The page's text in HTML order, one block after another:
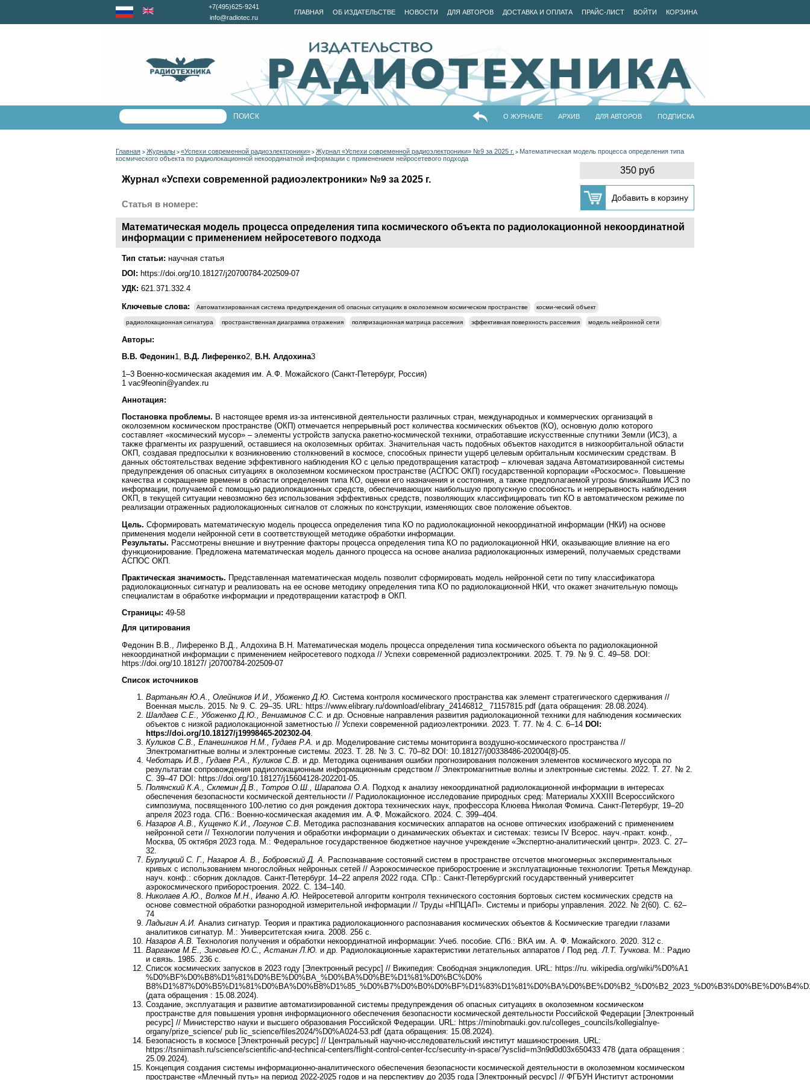
ГЛАВНАЯ ОБ ИЗДАТЕЛЬСТВЕ НОВОСТИ ДЛЯ АВТОРОВ ДОСТАВКА И ОПЛАТА ПРАЙС-ЛИСТ ВОЙТИ КОРЗИНА
+7(495)625-9241
info@radiotec.ru
О ЖУРНАЛЕ АРХИВ ДЛЯ АВТОРОВ ПОДПИСКА
Главная > Журналы > «Успехи современной радиоэлектроники» > Журнал «Успехи современной радиоэлектроники» №9 за 2025 г. > Математическая модель процесса определения типа
космического объекта по радиолокационной некоординатной информации с применением нейросетевого подхода
350 руб
Журнал «Успехи современной радиоэлектроники» №9 за 2025 г.
Статья в номере:
Математическая модель процесса определения типа космического объекта по радиолокационной некоординатной
информации с применением нейросетевого подхода
Тип статьи: научная статья
DOI: https://doi.org/10.18127/j20700784-202509-07
УДК: 621.371.332.4
Ключевые слова:
Автоматизированная система предупреждения об опасных ситуациях в околоземном космическом пространстве косми-ческий объект
радиолокационная сигнатура пространственная диаграмма отражения поляризационная матрица рассеяния эффективная поверхность рассеяния модель нейронной сети
Авторы:
В.В. Федонин1, В.Д. Лиференко2, В.Н. Алдохина3
1–3 Военно-космическая академия им. А.Ф. Можайского (Санкт-Петербург, Россия)
1 vac9feonin@yandex.ru
Аннотация:
Постановка проблемы. В настоящее время из-за интенсивной деятельности различных стран, международных и коммерческих организаций в
околоземном космическом пространстве (ОКП) отмечается непрерывный рост количества космических объектов (КО), основную долю которого
составляет «космический мусор» – элементы устройств запуска ракетно-космической техники, отработавшие искусственные спутники Земли (ИСЗ), а
также фрагменты их разрушений, оставшиеся на околоземных орбитах. Значительная часть подобных объектов находится в низкоорбитальной области
ОКП, создавая предпосылки к возникновению столкновений в космосе, способных принести ущерб целевым орбитальным космическим средствам. В
данных обстоятельствах ведение эффективного наблюдения КО с целью предотвращения катастроф – ключевая задача Автоматизированной системы
предупреждения об опасных ситуациях в околоземном космическом пространстве (АСПОС ОКП) государственной корпорации «Роскосмос». Повышение
качества и сокращение времени в области определения типа КО, оценки его назначения и состояния, а также предполагаемой угрозы ближайшим ИСЗ по
информации, получаемой с помощью радиолокационных средств, обеспечивающих наибольшую пропускную способность и непрерывность наблюдения
ОКП, в текущей ситуации невозможно без использования эффективных средств, позволяющих классифицировать тип КО в автоматическом режиме по
реализации отраженных радиолокационных сигналов от сложных по конструкции, изменяющих свое положение объектов.
Цель. Сформировать математическую модель процесса определения типа КО по радиолокационной некоординатной информации (НКИ) на основе
применения модели нейронной сети в соответствующей методике обработки информации.
Результаты. Рассмотрены внешние и внутренние факторы процесса определения типа КО по радиолокационной НКИ, оказывающие влияние на его
функционирование. Предложена математическая модель данного процесса на основе анализа радиолокационных измерений, получаемых средствами
АСПОС ОКП.
Практическая значимость. Представленная математическая модель позволит сформировать модель нейронной сети по типу классификатора
радиолокационных сигнатур и реализовать на ее основе методику определения типа КО по радиолокационной НКИ, что окажет значительную помощь
специалистам в обработке информации и предотвращении катастроф в ОКП.
Страницы: 49-58
Для цитирования
Федонин В.В., Лиференко В.Д., Алдохина В.Н. Математическая модель процесса определения типа космического объекта по радиолокационной
некоординатной информации с применением нейросетевого подхода // Успехи современной радиоэлектроники. 2025. T. 79. № 9. С. 49–58. DOI:
https://doi.org/10.18127/ j20700784-202509-07
Список источников
Вартаньян Ю.А., Олейников И.И., Убоженко Д.Ю. Система контроля космического пространства как элемент стратегического сдерживания //
Военная мысль. 2015. № 9. С. 29–35. URL: https://www.elibrary.ru/download/elibrary_24146812_ 71157815.pdf (дата обращения: 28.08.2024).
Шалдаев С.Е., Убоженко Д.Ю., Вениаминов С.С. и др. Основные направления развития радиолокационной техники для наблюдения космических
объектов с низкой радиолокационной заметностью // Успехи современной радиоэлектроники. 2023. Т. 77. № 4. С. 6–14 DOI:
https://doi.org/10.18127/j19998465-202302-04.
Куликов С.В., Епанешников Н.М., Гудаев Р.А. и др. Моделирование системы мониторинга воздушно-космического пространства //
Электромагнитные волны и электронные системы. 2023. Т. 28. № 3. С. 70–82 DOI: 10.18127/j00338486-202004(8)-05.
Чеботарь И.В., Гудаев Р.А., Куликов С.В. и др. Методика оценивания ошибки прогнозирования положения элементов космического мусора по
результатам сопровождения радиолокационным информационным средством // Электромагнитные волны и электронные системы. 2022. Т. 27. № 2.
С. 39–47 DOI: https://doi.org/10.18127/j15604128-202201-05.
Полянский К.А., Склемин Д.В., Тотров О.Ш., Шарапова О.А. Подход к анализу некоординатной радиолокационной информации в интересах
обеспечения безопасности космической деятельности // Радиолокационное исследование природных сред: Материалы XXXIII Всероссийского
симпозиума, посвященного 100-летию со дня рождения доктора технических наук, профессора Клюева Николая Фомича. Санкт-Петербург, 19–20
апреля 2023 года. СПб.: Военно-космическая академия им. А.Ф. Можайского. 2024. С. 399–404.
Назаров А.В., Кущенко К.И., Логунов С.В. Методика распознавания космических аппаратов на основе оптических изображений с применением
нейронной сети // Технологии получения и обработки информации о динамических объектах и системах: тезисы IV Всерос. науч.-практ. конф.,
Москва, 05 октября 2023 года. М.: Федеральное государственное бюджетное научное учреждение «Экспертно-аналитический центр». 2023. С. 27–
32.
Бурлуцкий С. Г., Назаров А. В., Бобровский Д. А. Распознавание состояний систем в пространстве отсчетов многомерных экспериментальных
кривых с использованием многослойных нейронных сетей // Аэрокосмическое приборостроение и эксплуатационные технологии: Третья Междунар.
науч. конф.: сборник докладов. Санкт-Петербург. 14–22 апреля 2022 года. СПр.: Санкт-Петербургский государственный университет
аэрокосмического приборостроения. 2022. С. 134–140.
Николаев А.Ю., Волков М.Н., Иваню А.Ю. Нейросетевой алгоритм контроля технического состояния бортовых систем космических средств на
основе совместной обработки разнородной измерительной информации // Труды «НПЦАП». Системы и приборы управления. 2022. № 2(60). С. 62–
74
Ладыгин А.И. Анализ сигнатур. Теория и практика радиолокационного распознавания космических объектов & Космические трагедии глазами
аналитиков сигнатур. М.: Университетская книга. 2008. 256 с.
Назаров А.В. Технология получения и обработки некоординатной информации: Учеб. пособие. СПб.: ВКА им. А. Ф. Можайского. 2020. 312 с.
Варганов М.Е., Зиновьев Ю.С., Астанин Л.Ю. и др. Радиолокационные характеристики летательных аппаратов / Под ред.Л.Т. Тучкова. М.: Радио
и связь. 1985. 236 с.
Список космических запусков в 2023 году [Электронный ресурс] // Википедия: Свободная энциклопедия. URL: https://ru. wikipedia.org/wiki/%D0%A1
%D0%BF%D0%B8%D1%81%D0%BE%D0%BA_%D0%BA%D0%BE%D1%81%D0%BC%D0%
(дата обращения : 15.08.2024).
Создание, эксплуатация и развитие автоматизированной системы предупреждения об опасных ситуациях в околоземном космическом
пространстве для повышения уровня информационного обеспечения безопасности космической деятельности Российской Федерации [Электронный
ресурс] // Министерство науки и высшего образования Российской Федерации. URL: https://minobrnauki.gov.ru/colleges_councils/kollegialnye-
organy/prize_science/ pub lic_science/files2024/%D0%A024-53.pdf (дата обращения: 15.08.2024).
Безопасность в космосе [Электронный ресурс] // Центральный научно-исследовательский институт машиностроения. URL:
https://tsniimash.ru/science/scientific-and-technical-centers/flight-control-center-fcc/security-in-space/?ysclid=m3n9d0d03x650433 478 (дата обращения :
25.09.2024).
Концепция создания системы информационно-аналитического обеспечения безопасности космической деятельности в околоземном космическом
пространстве «Млечный путь» на период 2022-2025 годов и на перспективу до 2035 года [Электронный ресурс] // ФГБУН Институт астрономии